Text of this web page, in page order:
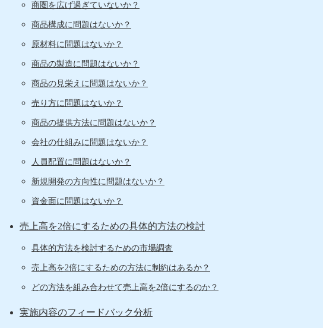
商圏を広げ過ぎていないか？
商品構成に問題はないか？
原材料に問題はないか？
商品の製造に問題はないか？
商品の見栄えに問題はないか？
売り方に問題はないか？
商品の提供方法に問題はないか？
会社の仕組みに問題はないか？
人員配置に問題はないか？
新規開発の方向性に問題はないか？
資金面に問題はないか？
売上高を2倍にするための具体的方法の検討
具体的方法を検討するための市場調査
売上高を2倍にするための方法に制約はあるか？
どの方法を組み合わせて売上高を2倍にするのか？
実施内容のフィードバック分析